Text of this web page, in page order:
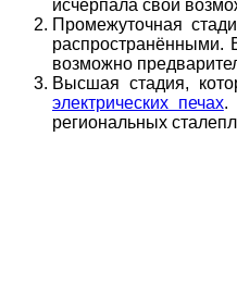
исчерпала свои
Промежуточная
распространёнными.
возможно
Высшая стадия,
электрических печах.
региональных